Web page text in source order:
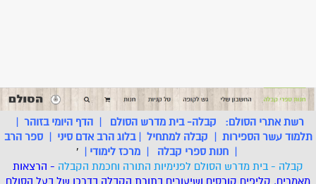
רשת אתרי הסולם: קבלה- בית מדרש הסולם |הדף היומי בזוהר |
תלמוד עשר הספירות | קבלה למתחיל |בלוג הרב אדם סיני |ספר הרב
| חנות ספרי קבלה | מרכז לימודי |
'
קבלה - בית מדרש הסולם לפנימיות התורה וחכמת הקבלה - הרצאות
מאמרים, קליפים קורסים ושיעורים בתורת הקבלה בדרכו של בעל הסולם